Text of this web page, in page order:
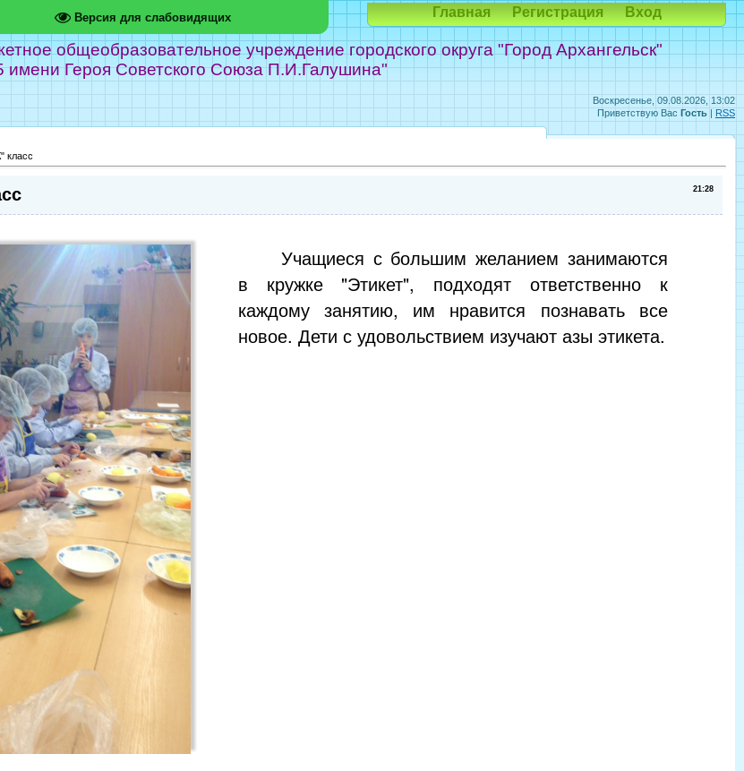
Версия для слабовидящих
Воскресенье, 09.08.2026, 13:02
Приветствую Вас Гость | RSS
общеобразовательное учреждение городского округа "Город Архангельск"
Героя Советского Союза П.И.Галушина"
Главная Регистрация Вход
класс
21:28
Учащиеся с большим желанием занимаются
в кружке "Этикет", подходят ответственно к
каждому занятию, им нравится познавать все
новое. Дети с удовольствием изучают азы этикета.